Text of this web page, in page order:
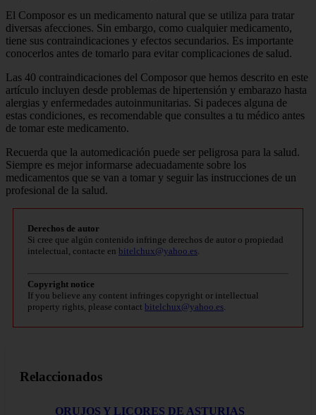
El Composor es un medicamento natural que se utiliza para tratar
diversas afecciones. Sin embargo, como cualquier medicamento,
tiene sus contraindicaciones y efectos secundarios. Es importante
conocerlos antes de tomarlo para evitar complicaciones de salud.
Las 40 contraindicaciones del Composor que hemos descrito en este
artículo incluyen desde problemas de hipertensión y embarazo hasta
alergias y enfermedades autoinmunitarias. Si padeces alguna de
estas condiciones, es recomendable que consultes a tu médico antes
de tomar este medicamento.
Recuerda que la automedicación puede ser peligrosa para la salud.
Siempre es mejor informarse adecuadamente sobre los
medicamentos que se van a tomar y seguir las instrucciones de un
profesional de la salud.
Derechos de autor
Si cree que algún contenido infringe derechos de autor o propiedad
intelectual, contacte en bitelchux@yahoo.es.
Copyright notice
If you believe any content infringes copyright or intellectual
property rights, please contact bitelchux@yahoo.es.
Relaccionados
ORUJOS Y LICORES DE ASTURIAS